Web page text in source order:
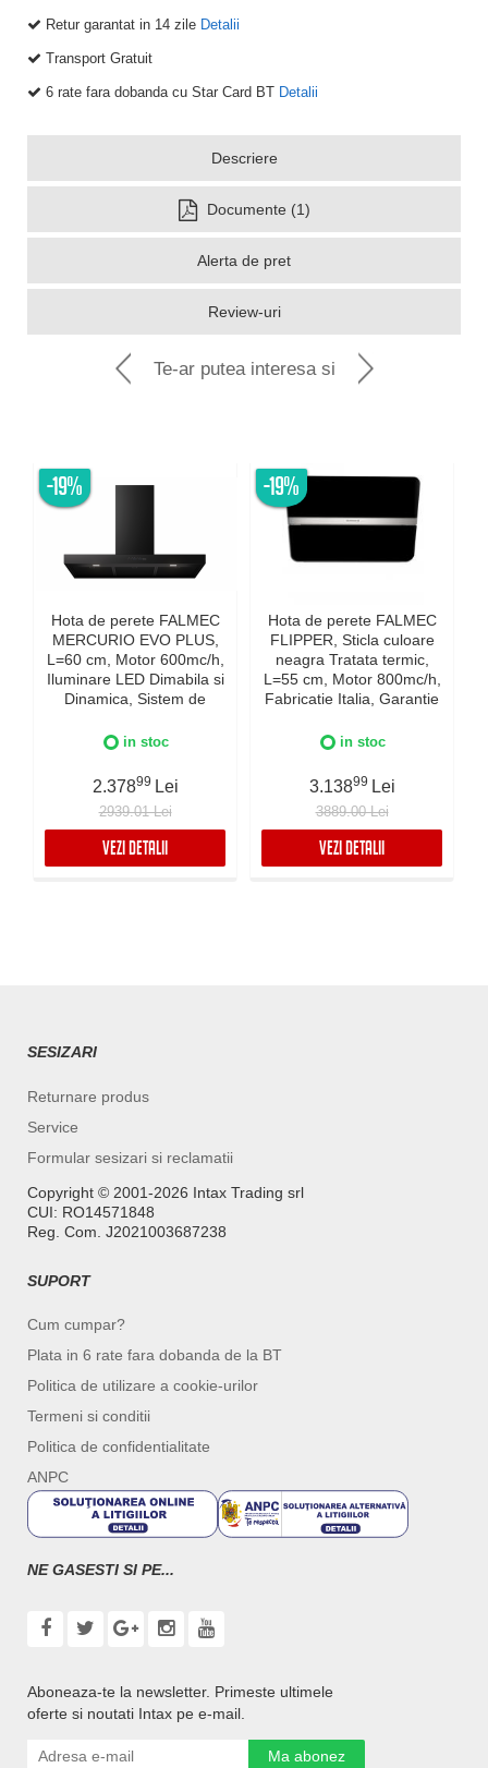
Retur garantat in 14 zile Detalii
Transport Gratuit
6 rate fara dobanda cu Star Card BT Detalii
Descriere
Documente (1)
Alerta de pret
Review-uri
Te-ar putea interesa si
-19%
Hota de perete FALMEC
MERCURIO EVO PLUS,
L=60 cm, Motor 600mc/h,
Iluminare LED Dimabila si
Dinamica, Sistem de
plita si hota Falmec,
5 ani, Neagra
in stoc
2.37899 Lei
2939.01 Lei
VEZI DETALII
-19%
Hota de perete FALMEC
FLIPPER, Sticla culoare
neagra Tratata termic,
L=55 cm, Motor 800mc/h,
Fabricatie Italia, Garantie
si Dimabila, Inox AISI 304
in stoc
3.13899 Lei
3889.00 Lei
VEZI DETALII
SESIZARI
Returnare produs
Service
Formular sesizari si reclamatii
Copyright ©️ 2001-2026 Intax Trading srl
CUI: RO14571848
Reg. Com. J2021003687238
SUPORT
Cum cumpar?
Plata in 6 rate fara dobanda de la BT
Politica de utilizare a cookie-urilor
Termeni si conditii
Politica de confidentialitate
ANPC
NE GASESTI SI PE...
Aboneaza-te la newsletter. Primeste ultimele
oferte si noutati Intax pe e-mail.
Ma abonez